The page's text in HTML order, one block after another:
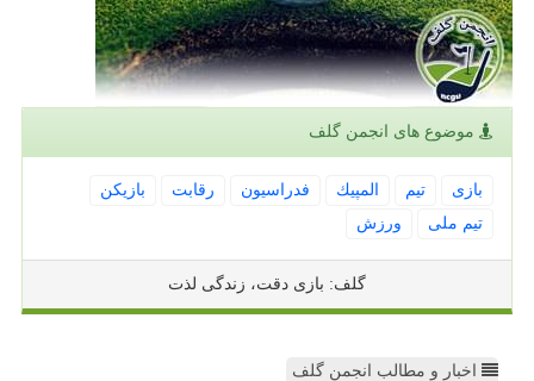
موضوع های انجمن گلف
بازی تیم المپیك فدراسیون رقابت
بازیكن
تیم ملی
ورزش
گلف: بازی دقت، زندگی لذت
اخبار و مطالب انجمن گلف